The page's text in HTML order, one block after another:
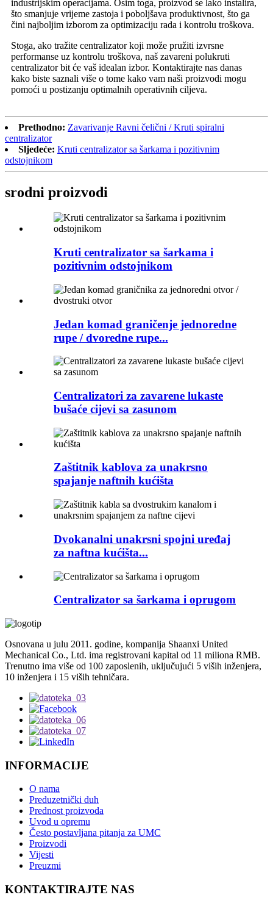
industrijskim operacijama. Osim toga, proizvod se lako instalira,
što smanjuje vrijeme zastoja i poboljšava produktivnost, što ga
čini najboljim izborom za optimizaciju rada i kontrolu troškova.
Stoga, ako tražite centralizator koji može pružiti izvrsne
performanse uz kontrolu troškova, naš zavareni polukruti
centralizator bit će vaš idealan izbor. Kontaktirajte nas danas
kako biste saznali više o tome kako vam naši proizvodi mogu
pomoći u postizanju optimalnih operativnih ciljeva.
Prethodno: Zavarivanje Ravni čelični / Kruti spiralni
centralizator
Sljedeće: Kruti centralizator sa šarkama i pozitivnim
odstojnikom
srodni proizvodi
Kruti centralizator sa šarkama i
pozitivnim odstojnikom
Jedan komad graničenje jednoredne
rupe / dvoredne rupe...
Centralizatori za zavarene lukaste
bušaće cijevi sa zasunom
Zaštitnik kablova za unakrsno
spajanje naftnih kućišta
Dvokanalni unakrsni spojni uređaj
za naftna kućišta...
Centralizator sa šarkama i oprugom
Osnovana u julu 2011. godine, kompanija Shaanxi United
Mechanical Co., Ltd. ima registrovani kapital od 11 miliona RMB.
Trenutno ima više od 100 zaposlenih, uključujući 5 viših inženjera,
10 inženjera i 15 viših tehničara.
INFORMACIJE
O nama
Preduzetnički duh
Prednost proizvoda
Uvod u opremu
Često postavljana pitanja za UMC
Proizvodi
Vijesti
Preuzmi
KONTAKTIRAJTE NAS